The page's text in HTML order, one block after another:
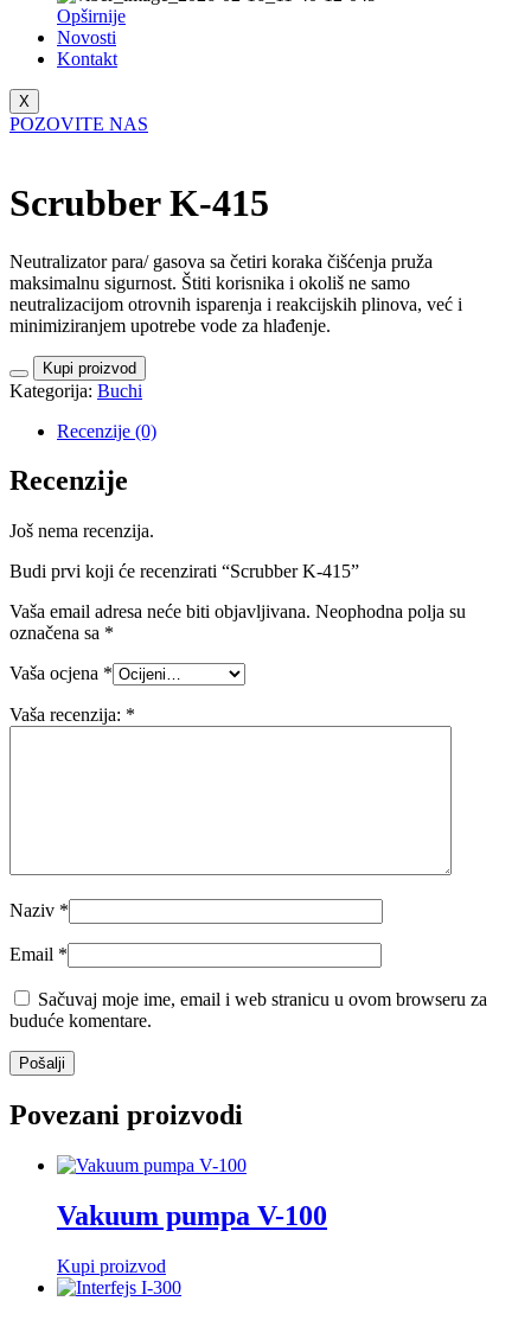
Opširnije
Novosti
Kontakt
X
POZOVITE NAS
Scrubber K-415
Neutralizator para/ gasova sa četiri koraka čišćenja pruža
maksimalnu sigurnost. Štiti korisnika i okoliš ne samo
neutralizacijom otrovnih isparenja i reakcijskih plinova, već i
minimiziranjem upotrebe vode za hlađenje.
Kupi proizvod
Kategorija: Buchi
Recenzije (0)
Recenzije
Još nema recenzija.
Budi prvi koji će recenzirati “Scrubber K-415”
Vaša email adresa neće biti objavljivana. Neophodna polja su
označena sa *
Vaša ocjena *
Vaša recenzija: *
Naziv *
Email *
Sačuvaj moje ime, email i web stranicu u ovom browseru za
buduće komentare.
Povezani proizvodi
Vakuum pumpa V-100
Kupi proizvod